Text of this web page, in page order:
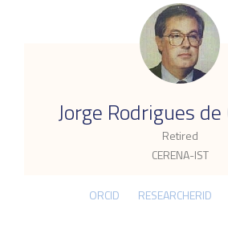
Jorge Rodrigues
Retired
CERENA-IST
.
ORCID RESEARCHERID